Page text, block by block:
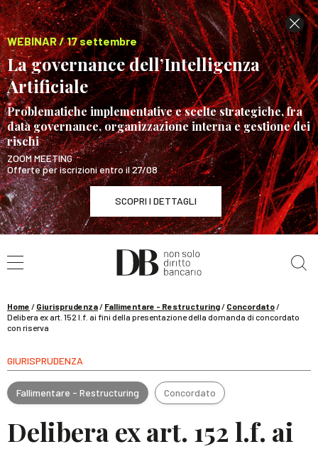
WEBINAR / 17 settembre
La governance dell’Intelligenza
Artificiale
Problematiche implementative e scelte strategiche, fra
data governance, organizzazione interna e gestione dei
rischi
ZOOM MEETING
Offerte per iscrizioni entro il 27/08
SCOPRI I DETTAGLI
WEBINAR / 17 settembre
La governance dell’Intelligenza Artificiale
Home / Giurisprudenza/ Fallimentare - Restructuring/ Concordato/
Delibera ex art. 152 l.f. ai fini della presentazione della domanda di concordato
con riserva
GIURISPRUDENZA
Fallimentare - Restructuring Concordato
Delibera ex art. 152 l.f. ai